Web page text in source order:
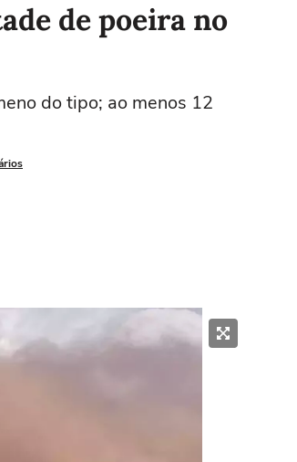
de poeira no
do tipo; ao menos 12